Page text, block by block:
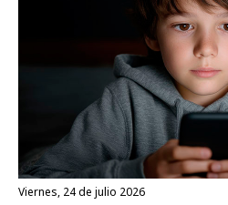
viernes, 24 de julio 2026